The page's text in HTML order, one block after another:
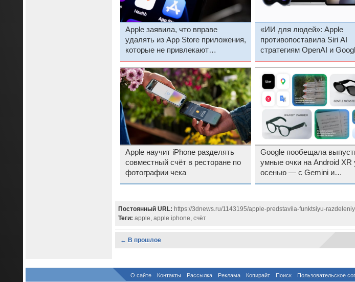
Apple заявила, что вправе
удалять из App Store приложения,
которые не привлекают
пользователей
«ИИ для людей»: Apple
противопоставила Siri AI
стратегиям OpenAI и
Apple научит iPhone разделять
совместный счёт в ресторане по
фотографии чека
Google пообещала
умные очки на Android XR
осенью — с Gemini и
разнообразным дизайном
Постоянный URL: https://3dnews.ru/1143195/apple-predstavila-funktsiyu-
Теги: apple, apple iphone, счёт
← В прошлое
О сайте Контакты Рассылка Реклама Копирайт Поиск Пользовательское